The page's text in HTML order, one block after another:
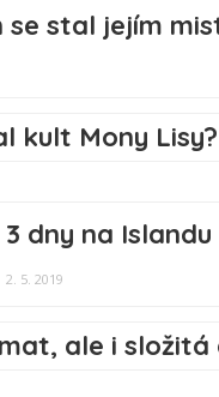
stal jejím
3 dny na
2. 5. 2019